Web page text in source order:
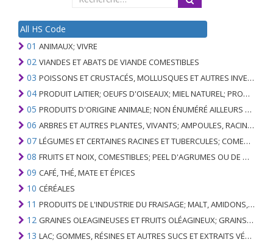
All HS Code
01 ANIMAUX; VIVRE
02 VIANDES ET ABATS DE VIANDE COMESTIBLES
03 POISSONS ET CRUSTACÉS, MOLLUSQUES ET AUTRES INVERTÉBRÉS AQUATIQUES
04 PRODUIT LAITIER; OEUFS D'OISEAUX; MIEL NATUREL; PRODUITS COMESTIBLES D'ORIGINE ANIMALE, NON ÉNUMÉRÉS AILLEURS OU INCLUS
05 PRODUITS D'ORIGINE ANIMALE; NON ÉNUMÉRÉ AILLEURS OU INCLUS
06 ARBRES ET AUTRES PLANTES, VIVANTS; AMPOULES, RACINES ET ANALOGUES; FLEURS COUPEES ET FEUILLAGE ORNEMENTAL
07 LÉGUMES ET CERTAINES RACINES ET TUBERCULES; COMESTIBLE
08 FRUITS ET NOIX, COMESTIBLES; PEEL D'AGRUMES OU DE MELONS
09 CAFÉ, THÉ, MATE ET ÉPICES
10 CÉRÉALES
11 PRODUITS DE L'INDUSTRIE DU FRAISAGE; MALT, AMIDONS, INULINE, GLUTEN DE BLÉ
12 GRAINES OLEAGINEUSES ET FRUITS OLÉAGINEUX; GRAINS DIVERS, GRAINES ET FRUITS, PLANTES INDUSTRIELLES OU MÉDICINALES; PAILLE ET FOURRAGE
13 LAC; GOMMES, RÉSINES ET AUTRES SUCS ET EXTRAITS VÉGÉTAUX